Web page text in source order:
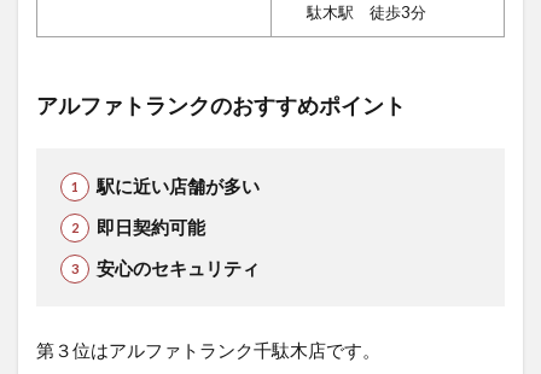
駄木駅 徒歩3分
アルファトランクのおすすめポイント
駅に近い店舗が多い
即日契約可能
安心のセキュリティ
第３位はアルファトランク千駄木店です。